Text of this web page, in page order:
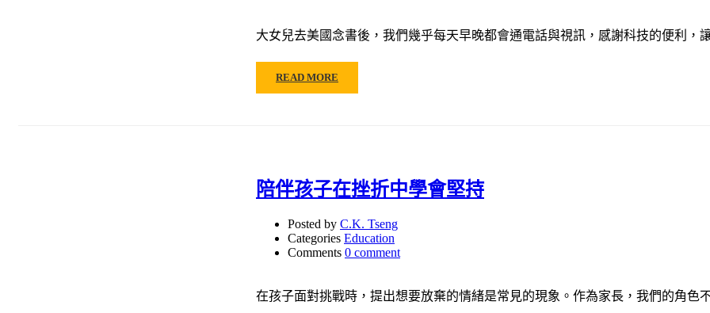
大女兒去美國念書後，我們幾乎每天早晚都會通電話與視訊，感謝科技的便利，
READ MORE
陪伴孩子在挫折中學會堅持
Posted by C.K. Tseng
Categories Education
Comments 0 comment
在孩子面對挑戰時，提出想要放棄的情緒是常見的現象。作為家長，我們的角色